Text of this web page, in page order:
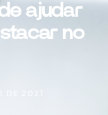
ajudar
no
DE 2021